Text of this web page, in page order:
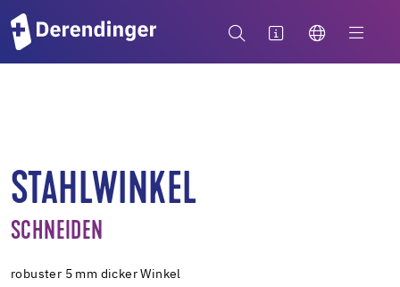
STAHLWINKEL
SCHNEIDEN
robuster 5 mm dicker Winkel